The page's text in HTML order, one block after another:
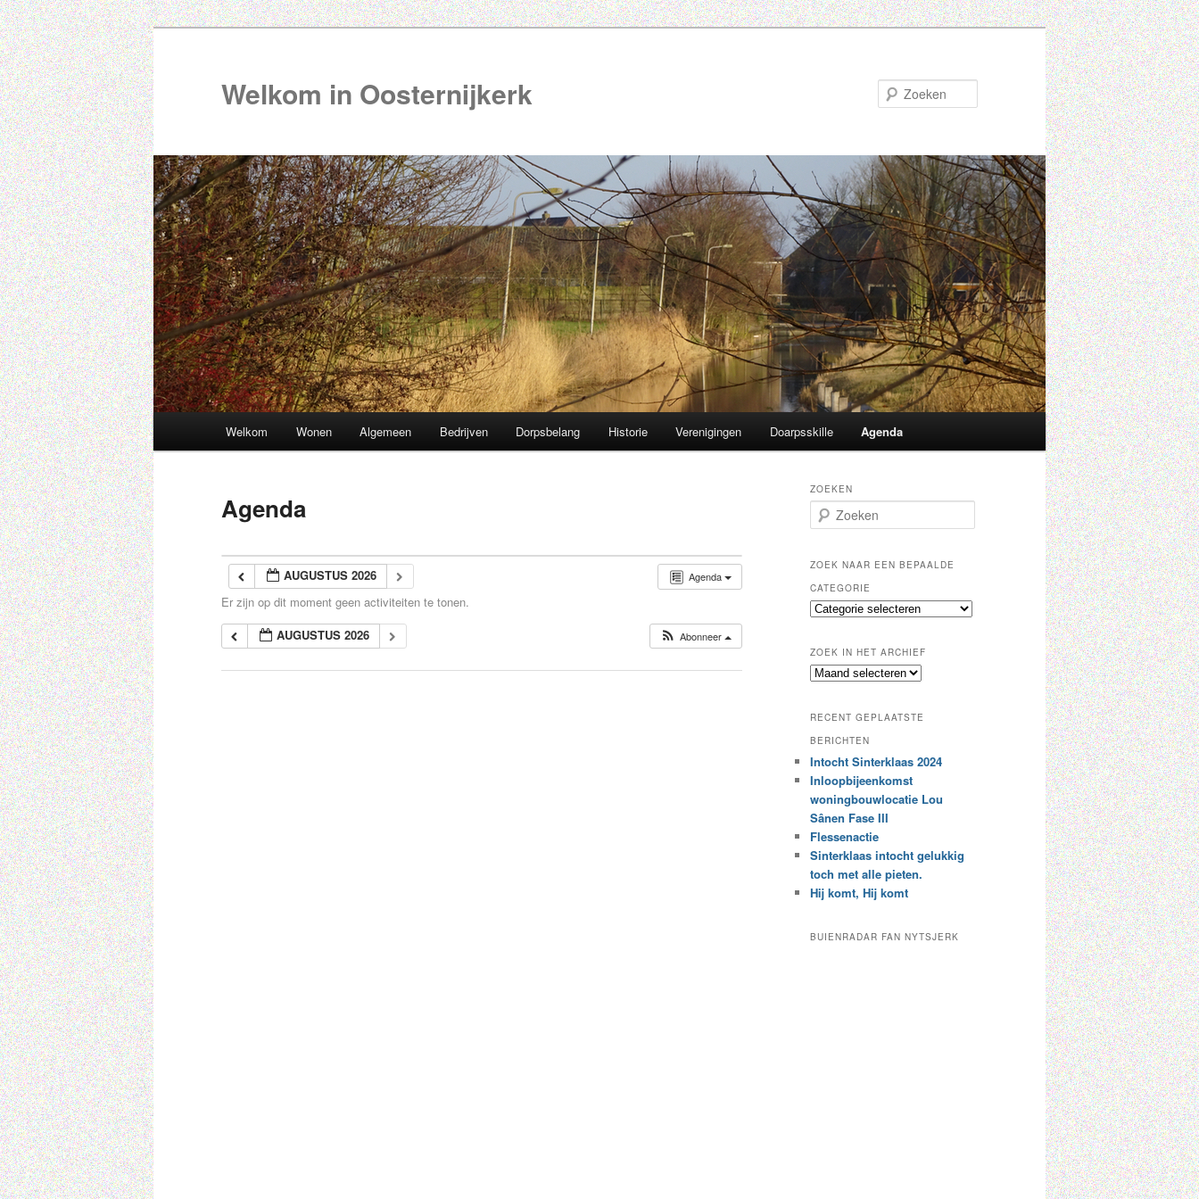
Welkom in Oosternijkerk
Spring
de
primaire
inhoud
Welkom Wonen Algemeen Bedrijven Dorpsbelang Historie Verenigingen Doarpsskille Agenda
Agenda
Agenda
AUGUSTUS 2026
Er zijn op dit moment geen activiteiten te tonen.
AUGUSTUS 2026
Abonneer
ZOEKEN
o
k
n
ZOEK NAAR EEN BEPAALDE
CATEGORIE
Z
k
n
e
e
n
b
e
a
a
l
d
c
ZOEK IN HET ARCHIEF
Z
k
i
n
h
t
a
r
c
h
i
RECENT GEPLAATSTE
BERICHTEN
Intocht Sinterklaas 2024
Inloopbijeenkomst
woningbouwlocatie Lou
Sânen Fase III
Flessenactie
Sinterklaas intocht gelukkig
toch met alle pieten.
Hij komt, Hij komt
BUIENRADAR FAN NYTSJERK